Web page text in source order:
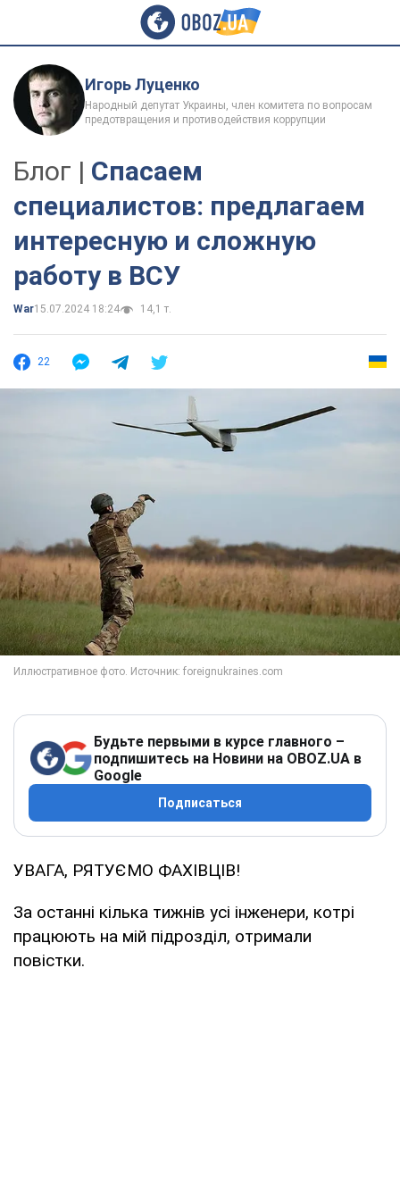
Игорь Луценко
Народный депутат Украины, член комитета по вопросам
предотвращения и противодействия коррупции
Блог | Спасаем
специалистов: предлагаем
интересную и сложную
работу в ВСУ
War15.07.2024 18:24 14,1 т.
22
Будьте первыми в курсе главного –
подпишитесь на Новини на OBOZ.UA в
Google
Подписаться
УВАГА, РЯТУЄМО ФАХІВЦІВ!
За останні кілька тижнів усі інженери, котрі
працюють на мій підрозділ, отримали
повістки.